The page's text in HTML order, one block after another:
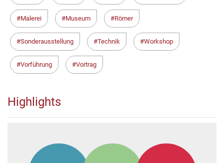
Malerei Museum Römer
Sonderausstellung Technik Workshop
Vorführung Vortrag
Highlights